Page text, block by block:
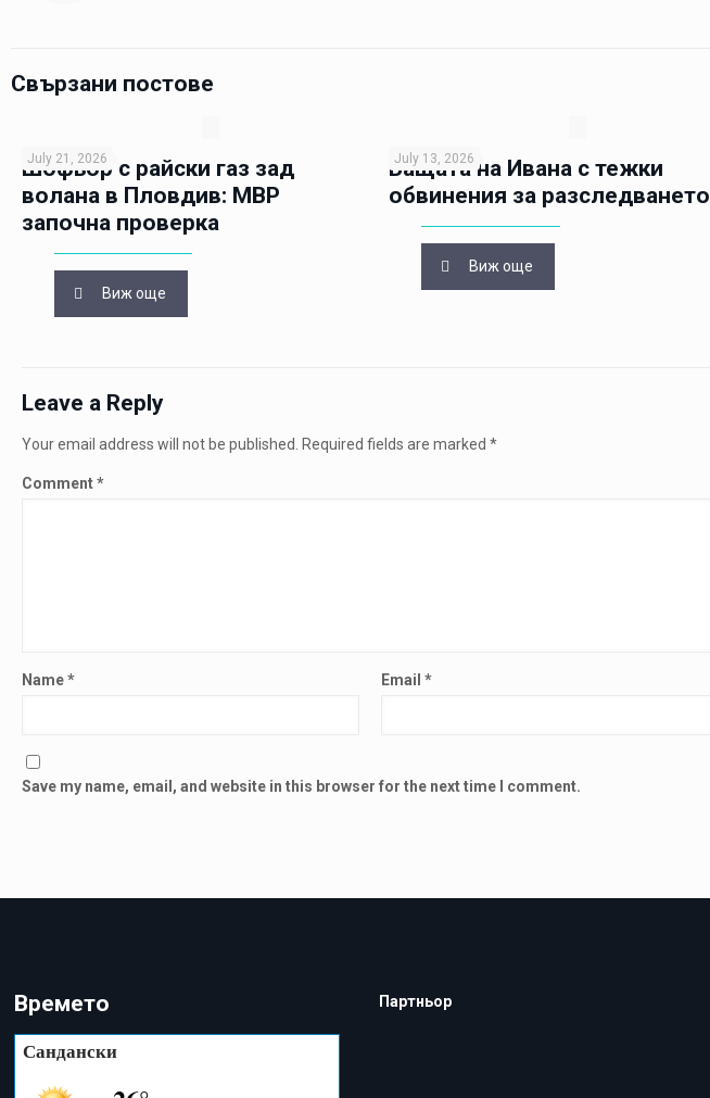
Свързани постове
July 21, 2026
Шофьор с райски газ зад
волана в Пловдив: МВР
започна проверка
Виж още
July 13, 2026
Бащата на Ивана с тежки
обвинения за разследването
Виж още
Leave a Reply
Your email address will not be published. Required fields are marked*
Comment*
Name* Email*
Save my name, email, and website in this browser for the next time I comment.
Времето Партньор